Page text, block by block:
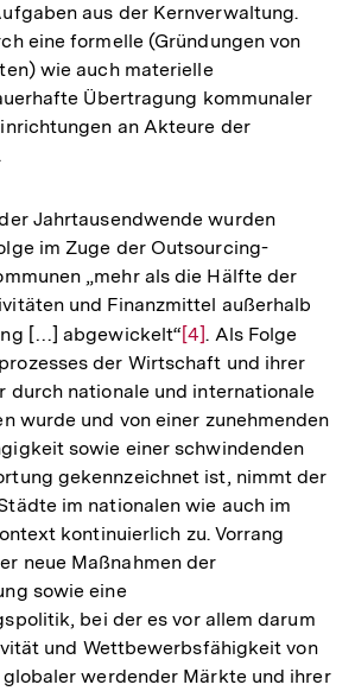
aus der Kernverwaltung.
eine formelle (Gründungen von
wie auch materielle
Übertragung kommunaler
an Akteure der
Jahrtausendwende wurden
im Zuge der Outsourcing-
„mehr als die Hälfte der
und Finanzmittel außerhalb
[…] abgewickelt“Zur
Auflösung
der
Fußnote
[4]. Als Folge
der Wirtschaft und ihrer
durch nationale und internationale
wurde und von einer zunehmenden
sowie einer schwindenden
gekennzeichnet ist, nimmt der
im nationalen wie auch im
kontinuierlich zu. Vorrang
neue Maßnahmen der
sowie eine
bei der es vor allem darum
und Wettbewerbsfähigkeit von
werdender Märkte und ihrer